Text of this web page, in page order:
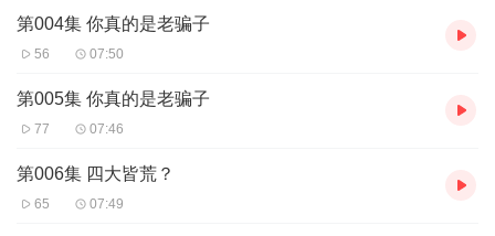
第004集 你真的是老骗子
56 07:50
第005集 你真的是老骗子
77 07:46
第006集 四大皆荒？
65 07:49